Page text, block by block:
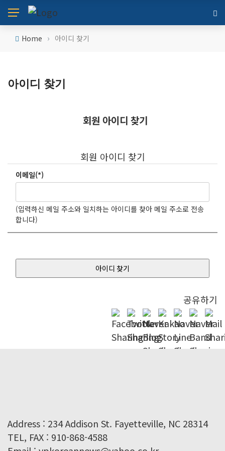
Home › 아이디 찾기
아이디 찾기
회원 아이디 찾기
회원 아이디 찾기
이메일(*)
(입력하신 메일 주소와 일치하는 아이디를 찾아 메일 주소로 전송
합니다)
아이디 찾기
공유하기
Address : 234 Addison St. Fayetteville, NC 28314
TEL, FAX : 910-868-4588